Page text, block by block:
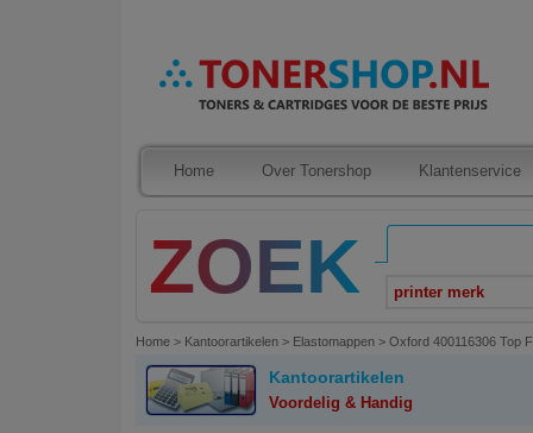
Home Over Tonershop Klantenservice
printer merk
Home > Kantoorartikelen > Elastomappen > Oxford 400116306 Top
Kantoorartikelen
Voordelig & Handig